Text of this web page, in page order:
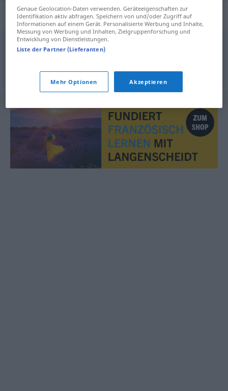
Synonyme für "häckseln"
schnetzeln,hacken,zerstückeln
© OpenThesaurus.de
Genaue Geolocation-Daten verwenden. Geräteeigenschaften zur
Identifikation aktiv abfragen. Speichern von und/oder Zugriff auf
Informationen auf einem Gerät. Personalisierte Werbung und Inhalte,
Messung von Werbung und Inhalten, Zielgruppenforschung und
Entwicklung von Dienstleistungen.
Liste der Partner (Lieferanten)
Mehr Optionen Akzeptieren